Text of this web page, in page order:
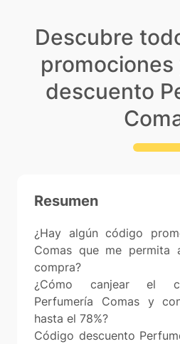
Descubre
descuento
Resumen
¿Hay algún código
Comas que me permita
compra?
¿Cómo canjear el
Perfumería Comas y
hasta el 78%?
Código descuento